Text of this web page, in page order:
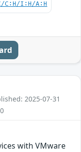
C:H/I:H/A:H
2025-07-31
with VMware